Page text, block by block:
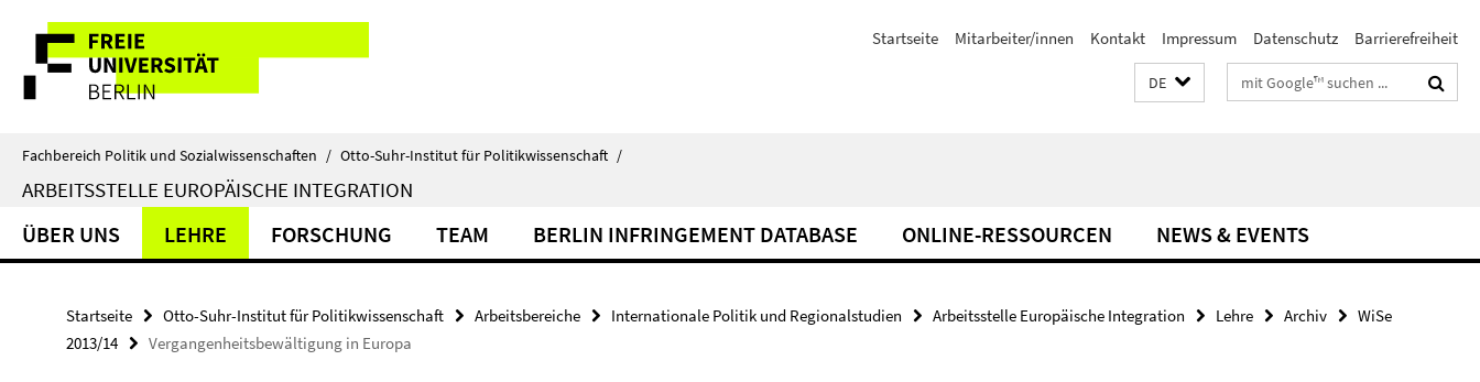
direkt
Inhalt
Service-
Navigation
Startseite Mitarbeiter/innen Kontakt Impressum Datenschutz Barrierefreiheit
DE Suchbegriffe
Fachbereich Politik und Sozialwissenschaften / Otto-Suhr-Institut für Politikwissenschaft /
ARBEITSSTELLE EUROPÄISCHE INTEGRATION
ÜBER UNS LEHRE FORSCHUNG TEAM BERLIN INFRINGEMENT DATABASE ONLINE-RESSOURCEN NEWS & EVENTS
Startseite Otto-Suhr-Institut für Politikwissenschaft Arbeitsbereiche Internationale Politik und Regionalstudien Arbeitsstelle Europäische Integration Lehre Archiv
WiSe
2013/14
Vergangenheitsbewältigung in Europa